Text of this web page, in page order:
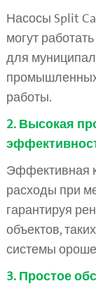
Насосы Split
могут
для
промышленных
работы.
2. Высокая
Эффективная
расходы при
гарантируя
объектов,
системы
3. Простое